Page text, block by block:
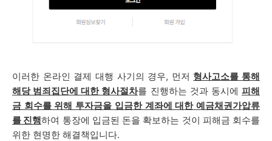
이러한 온라인 결제 대행 사기의 경우, 먼저 형사고소를 통해
해당 범죄집단에 대한 형사절차를 진행하는 것과 동시에 피해
금 회수를 위해 투자금을 입금한 계좌에 대한 예금채권가압류
를 진행하여 통장에 입금된 돈을 확보하는 것이 피해금 회수를
위한 현명한 해결책입니다.